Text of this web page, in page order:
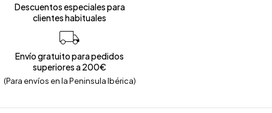
Descuentos especiales para
clientes habituales
Envío gratuito para pedidos
superiores a 200€
(Para envíos en la Peninsula Ibérica)